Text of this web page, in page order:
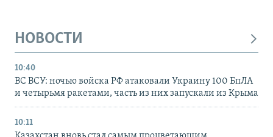
НОВОСТИ
10:40
ВС ВСУ: ночью войска РФ атаковали Украину 100 БпЛА
и четырьмя ракетами, часть из них запускали из Крыма
10:11